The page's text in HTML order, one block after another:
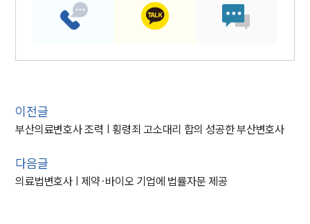
이전글
부산의료변호사 조력 | 횡령죄 고소대리 합의 성공한 부산변호사
다음글
의료법변호사 | 제약∙바이오 기업에 법률자문 제공